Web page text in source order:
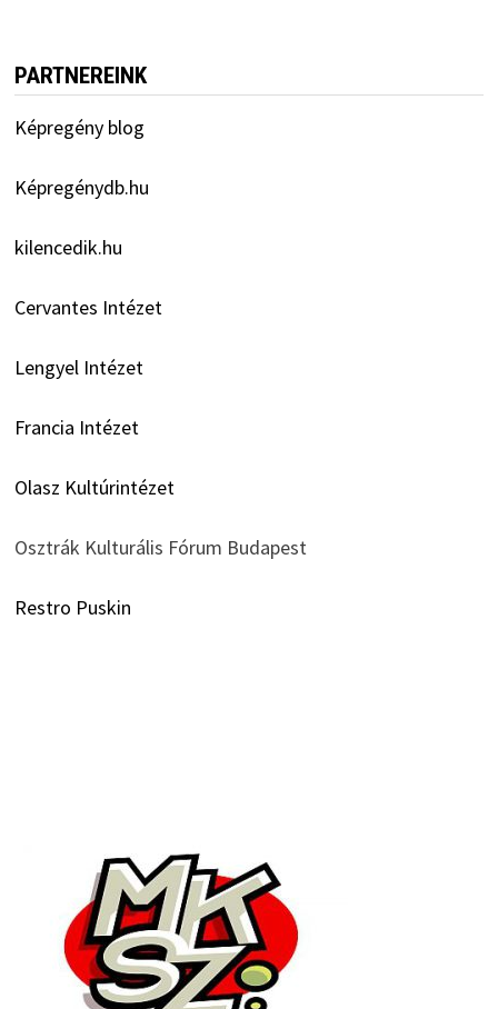
PARTNEREINK
Képregény blog
Képregénydb.hu
kilencedik.hu
Cervantes Intézet
Lengyel Intézet
Francia Intézet
Olasz Kultúrintézet
Osztrák Kulturális Fórum Budapest
Restro Puskin